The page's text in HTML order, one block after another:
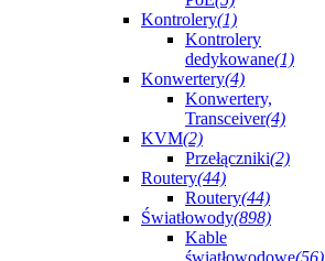
Kontrolery(1)
Kontrolery
dedykowane(1)
Konwertery(4)
Konwertery,
Transceiver(4)
KVM(2)
Przełączniki(2)
Routery(44)
Routery(44)
Światłowody(898)
Kable
światłowodowe(56)